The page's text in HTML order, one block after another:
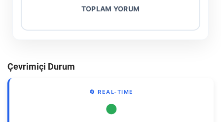
TOPLAM YORUM
Çevrimiçi Durum
🔄 REAL-TIME
●